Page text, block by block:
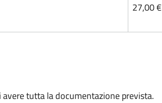
27,00 €
tutta la documentazione prevista.